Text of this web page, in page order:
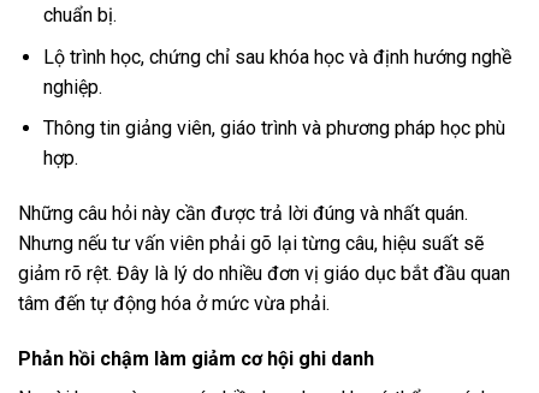
chuẩn bị.
Lộ trình học, chứng chỉ sau khóa học và định hướng nghề
nghiệp.
Thông tin giảng viên, giáo trình và phương pháp học phù
hợp.
Những câu hỏi này cần được trả lời đúng và nhất quán.
Nhưng nếu tư vấn viên phải gõ lại từng câu, hiệu suất sẽ
giảm rõ rệt. Đây là lý do nhiều đơn vị giáo dục bắt đầu quan
tâm đến tự động hóa ở mức vừa phải.
Phản hồi chậm làm giảm cơ hội ghi danh